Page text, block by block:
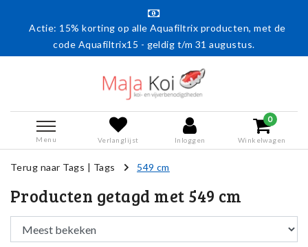
Actie: 15% korting op alle Aquafiltrix producten, met de
code Aquafiltrix15 - geldig t/m 31 augustus.
Menu Verlanglijst Inloggen
0
Winkelwagen
Terug naar Tags | Tags 549 cm
Producten getagd met 549 cm